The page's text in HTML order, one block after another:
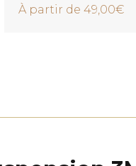
À partir de49,00€